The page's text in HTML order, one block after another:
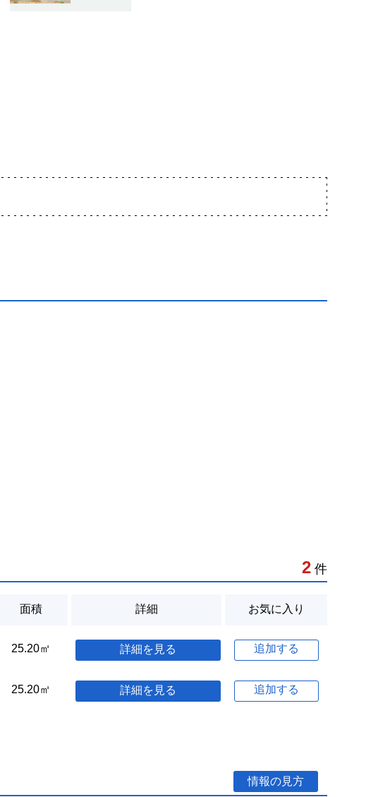
2 件
面積 詳細 お気に入り
25.20㎡ 詳細を見る 追加する
25.20㎡ 詳細を見る 追加する
情報の見方